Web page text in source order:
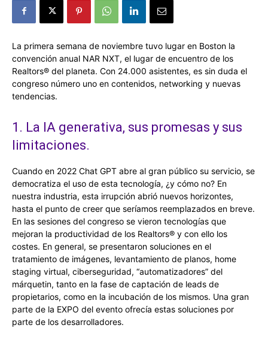
La primera semana de noviembre tuvo lugar en Boston la
convención anual NAR NXT, el lugar de encuentro de los
Realtors® del planeta. Con 24.000 asistentes, es sin duda el
congreso número uno en contenidos, networking y nuevas
tendencias.
1. La IA generativa, sus promesas y sus
limitaciones.
Cuando en 2022 Chat GPT abre al gran público su servicio, se
democratiza el uso de esta tecnología, ¿y cómo no? En
nuestra industria, esta irrupción abrió nuevos horizontes,
hasta el punto de creer que seríamos reemplazados en breve.
En las sesiones del congreso se vieron tecnologías que
mejoran la productividad de los Realtors® y con ello los
costes. En general, se presentaron soluciones en el
tratamiento de imágenes, levantamiento de planos, home
staging virtual, ciberseguridad, “automatizadores” del
márquetin, tanto en la fase de captación de leads de
propietarios, como en la incubación de los mismos. Una gran
parte de la EXPO del evento ofrecía estas soluciones por
parte de los desarrolladores.